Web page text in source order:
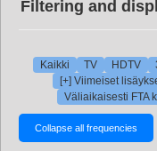
Filtering and
Kaikki TV HDTV
[+] Viimeiset
Väliaikaisesti FTA